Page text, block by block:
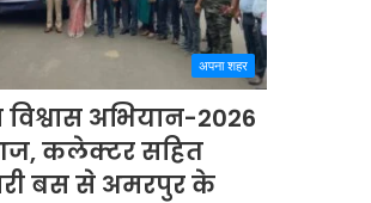
अपना शहर
अभियान-2026
कलेक्टर सहित
बस से अमरपुर के